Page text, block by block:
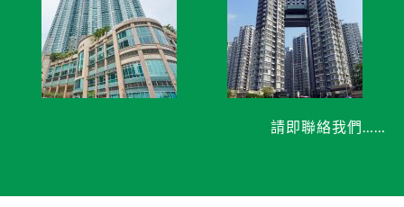
請即聯絡我們……